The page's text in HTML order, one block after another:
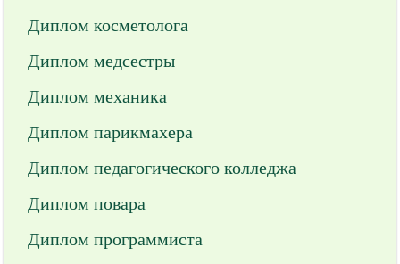
Диплом косметолога
Диплом медсестры
Диплом механика
Диплом парикмахера
Диплом педагогического колледжа
Диплом повара
Диплом программиста